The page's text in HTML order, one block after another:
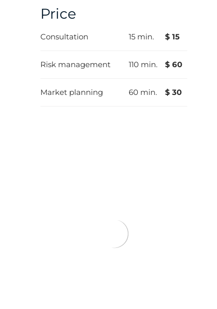
Price
Consultation 15 min. $ 15
Risk management 110 min. $ 60
Market planning 60 min. $ 30